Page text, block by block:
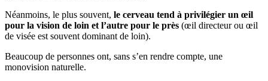
Néanmoins, le plus souvent, le cerveau tend à privilégier un œil
pour la vision de loin et l’autre pour le près (œil directeur ou œil
de visée est souvent dominant de loin).
Beaucoup de personnes ont, sans s’en rendre compte, une
monovision naturelle.